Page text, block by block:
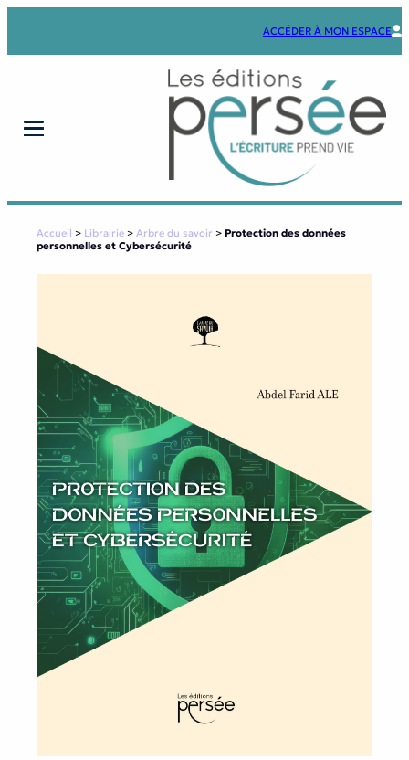
ACCÉDER À MON ESPACE
Accueil > Librairie > Arbre du savoir > Protection des données
personnelles et Cybersécurité